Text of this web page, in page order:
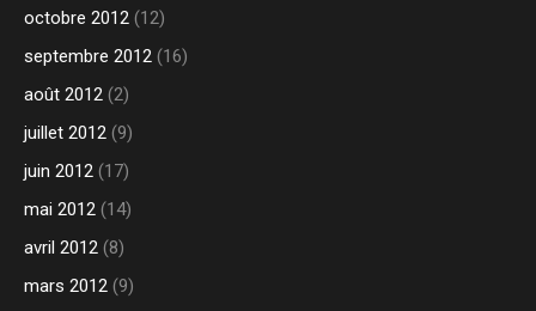
octobre 2012 (12)
septembre 2012 (16)
août 2012 (2)
juillet 2012 (9)
juin 2012 (17)
mai 2012 (14)
avril 2012 (8)
mars 2012 (9)